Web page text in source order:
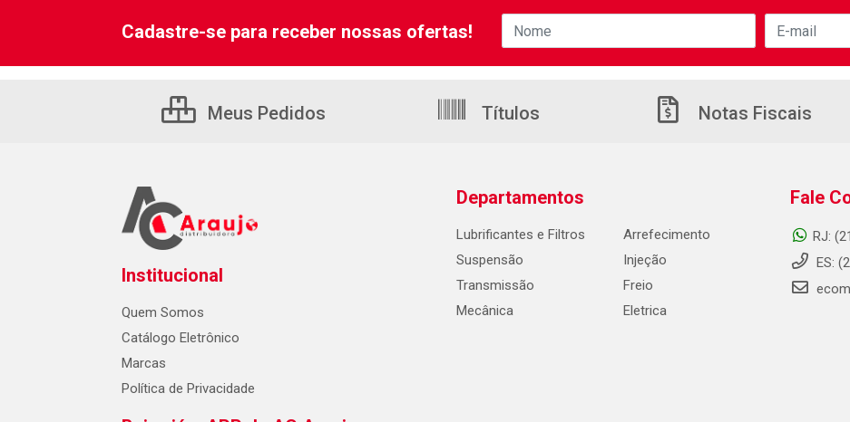
Cadastre-se para receber nossas ofertas!
Meus Pedidos Títulos Notas Fiscais
Institucional
Quem Somos
Catálogo Eletrônico
Marcas
Política de Privacidade
Departamentos
Lubrificantes e Filtros
Suspensão
Transmissão
Mecânica
Arrefecimento
Injeção
Freio
Eletrica
Fale
RJ:
ES: